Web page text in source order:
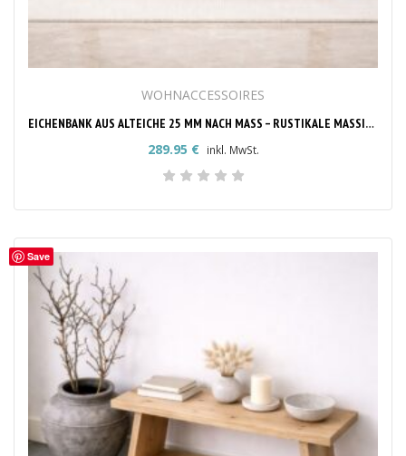
WOHNACCESSOIRES
EICHENBANK AUS ALTEICHE 25 MM NACH MASS – RUSTIKALE MASSIVHOLZBANK
289.95 € inkl. MwSt.
Save